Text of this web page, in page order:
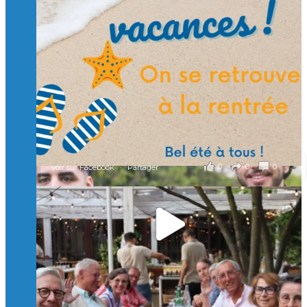
et contribuons ensemble à former les générations
d’ingénieurs de demain. 🙏
Merci à tous !
🎯 Taxe d’apprentissage 2026 : avec l'Isep, investissez pour
un numérique au service de l'humain !
À l’Isep, nous formons des ingénieurs, des bachelors, des
Mastères Spécialisés, qui allient excellence technologique et
valeurs humaines, au cœur de notre pro
...Voir plus
il y a 2 mois
0 0 0
Voir sur Facebook · Partager
🚀Afterwork à Genève 🚀
🥳 Le 22 avril dernier, 14 Alumni vivant / travaillant
en Suisse ont partagé un moment convivial de
retrouvailles et d'échanges !
Merci à tous pour votre présence et à Alexandre